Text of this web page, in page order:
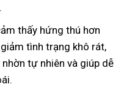
thấy hứng thú hơn
tình trạng khô rát,
tự nhiên và giúp dễ